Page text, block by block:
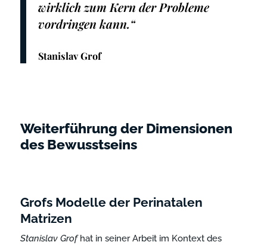
wirklich zum Kern der Probleme
vordringen kann.“
StanislavGrof
Weiterführung der Dimensionen
des Bewusstseins
Grofs Modelle der Perinatalen
Matrizen
Stanislav Grofhat in seiner Arbeit im Kontext des